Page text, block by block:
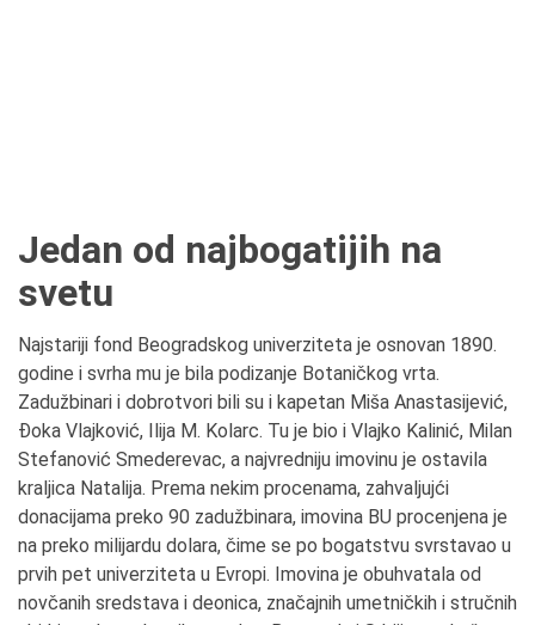
Jedan od najbogatijih na
svetu
Najstariji fond Beogradskog univerziteta je osnovan 1890.
godine i svrha mu je bila podizanje Botaničkog vrta.
Zadužbinari i dobrotvori bili su i kapetan Miša Anastasijević,
Đoka Vlajković, Ilija M. Kolarc. Tu je bio i Vlajko Kalinić, Milan
Stefanović Smederevac, a najvredniju imovinu je ostavila
kraljica Natalija. Prema nekim procenama, zahvaljujći
donacijama preko 90 zadužbinara, imovina BU procenjena je
na preko milijardu dolara, čime se po bogatstvu svrstavao u
prvih pet univerziteta u Evropi. Imovina je obuhvatala od
novčanih sredstava i deonica, značajnih umetničkih i stručnih